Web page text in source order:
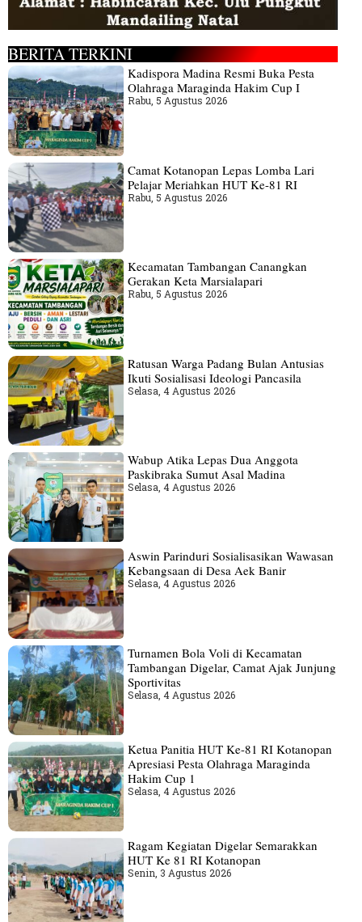
BERITA TERKINI
Kadispora Madina Resmi Buka Pesta
Olahraga Maraginda Hakim Cup I
Rabu, 5 Agustus 2026
Camat Kotanopan Lepas Lomba Lari
Pelajar Meriahkan HUT Ke-81 RI
Rabu, 5 Agustus 2026
Kecamatan Tambangan Canangkan
Gerakan Keta Marsialapari
Rabu, 5 Agustus 2026
Ratusan Warga Padang Bulan Antusias
Ikuti Sosialisasi Ideologi Pancasila
Selasa, 4 Agustus 2026
Wabup Atika Lepas Dua Anggota
Paskibraka Sumut Asal Madina
Selasa, 4 Agustus 2026
Aswin Parinduri Sosialisasikan Wawasan
Kebangsaan di Desa Aek Banir
Selasa, 4 Agustus 2026
Turnamen Bola Voli di Kecamatan
Tambangan Digelar, Camat Ajak Junjung
Sportivitas
Selasa, 4 Agustus 2026
Ketua Panitia HUT Ke-81 RI Kotanopan
Apresiasi Pesta Olahraga Maraginda
Hakim Cup 1
Selasa, 4 Agustus 2026
Ragam Kegiatan Digelar Semarakkan
HUT Ke 81 RI Kotanopan
Senin, 3 Agustus 2026